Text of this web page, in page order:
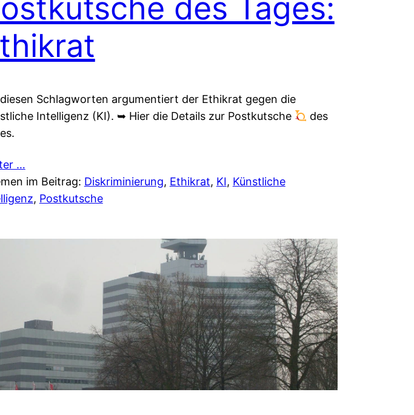
des Tages:
Schlagworten argumentiert der Ethikrat gegen die
Intelligenz (KI). ➥ Hier die Details zur Postkutsche
des
…
im Beitrag: Diskriminierung, Ethikrat, KI, Künstliche
, Postkutsche